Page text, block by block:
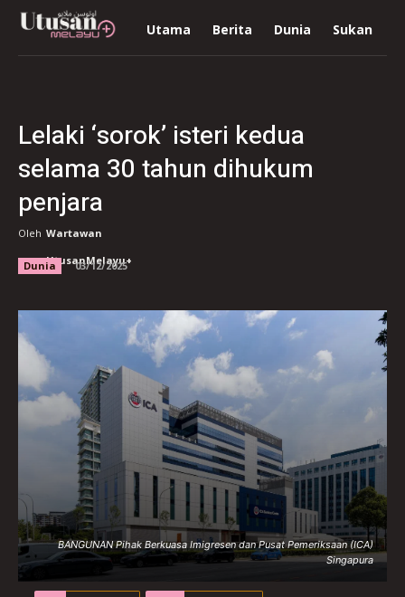
Utama Berita Dunia Sukan
Lelaki ‘sorok’ isteri kedua
selama 30 tahun dihukum
penjara
Oleh Wartawan
UtusanMelayu+
Dunia 03/12/2025
BANGUNAN Pihak Berkuasa Imigresen dan Pusat Pemeriksaan (ICA)
Singapura